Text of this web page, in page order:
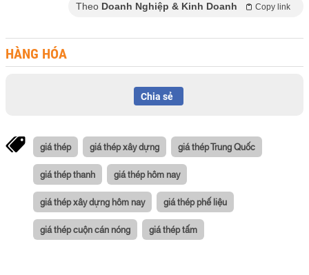
Theo Doanh Nghiệp & Kinh Doanh Copy link
HÀNG HÓA
Chia sẻ
giá thép giá thép xây dựng giá thép Trung Quốc
giá thép thanh giá thép hôm nay
giá thép xây dựng hôm nay giá thép phế liệu
giá thép cuộn cán nóng giá thép tấm